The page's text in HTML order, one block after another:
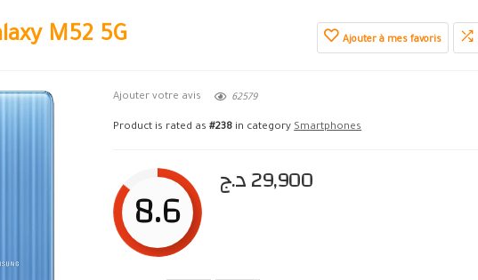
M52 5G Ajouter à mes favoris
Ajouter votre avis 62579
Product is rated as#238 in categorySmartphones
8.6 29,900د.ج